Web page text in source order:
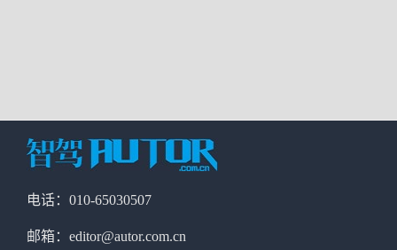
电话：010-65030507
邮箱：editor@autor.com.cn